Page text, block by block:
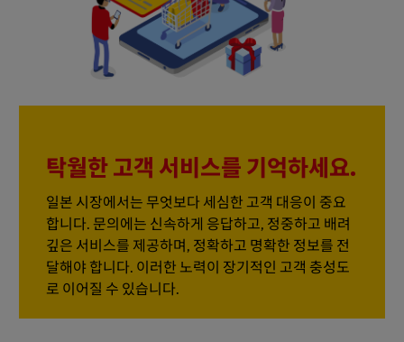
탁월한 고객 서비스를 기억하세요.
일본 시장에서는 무엇보다 세심한 고객 대응이 중요
합니다. 문의에는 신속하게 응답하고, 정중하고 배려
깊은 서비스를 제공하며, 정확하고 명확한 정보를 전
달해야 합니다. 이러한 노력이 장기적인 고객 충성도
로 이어질 수 있습니다.